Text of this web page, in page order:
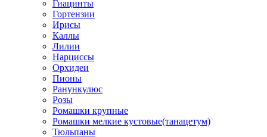
Гиацинты
Гортензии
Ирисы
Каллы
Лилии
Нарциссы
Орхидеи
Пионы
Ранункулюс
Розы
Ромашки крупные
Ромашки мелкие кустовые(танацетум)
Тюльпаны